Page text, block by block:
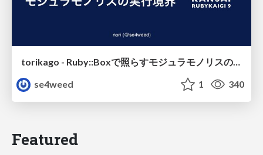
torikago - Ruby::Boxで照らすモジュラモノリスの実行境界
se4weed
1 340
Featured